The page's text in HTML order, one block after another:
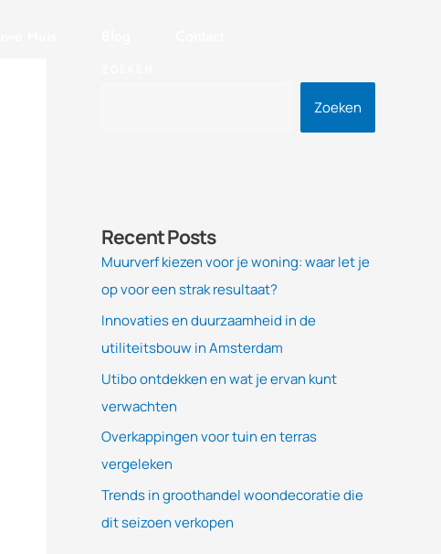
Zoeken
Recent Posts
Muurverf kiezen voor je woning: waar let je
op voor een strak resultaat?
Innovaties en duurzaamheid in de
utiliteitsbouw in Amsterdam
Utibo ontdekken en wat je ervan kunt
verwachten
Overkappingen voor tuin en terras
vergeleken
Trends in groothandel woondecoratie die
dit seizoen verkopen